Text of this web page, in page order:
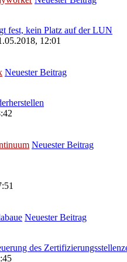
fest, kein Platz auf der LUN
12:01
Neuester Beitrag
Neuester Beitrag
Neuester Beitrag
des